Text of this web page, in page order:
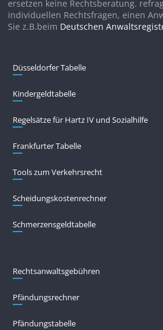
ersetzen keine Rechtsberatung.
individuellen Rechtsfragen, einen
Sie z.B.beim Deutschen
Düsseldorfer Tabelle
Kindergeldtabelle
Regelsätze für Hartz IV und Sozialhilfe
Frankfurter Tabelle
Tools zum Verkehrsrecht
Scheidungskostenrechner
Schmerzensgeldtabelle
Rechtsanwaltsgebühren
Pfändungs­rechner
Pfändungs­tabelle